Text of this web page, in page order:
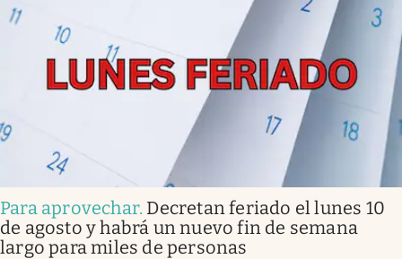
Para aprovechar. Decretan feriado el lunes 10
de agosto y habrá un nuevo fin de semana
largo para miles de personas